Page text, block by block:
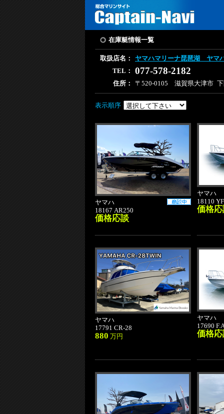
在庫艇情報一覧
取扱店名：
ヤマハマリーナ琵琶湖 ヤマ
TEL：
077-578-2182
住所： 〒520-0105 滋賀県大津市 下
表示順序
ヤマハ
18167 AR250
価格応談
ヤマハ
18110
価格
ヤマハ
17791 CR-28
880 万円
ヤマハ
17690
価格